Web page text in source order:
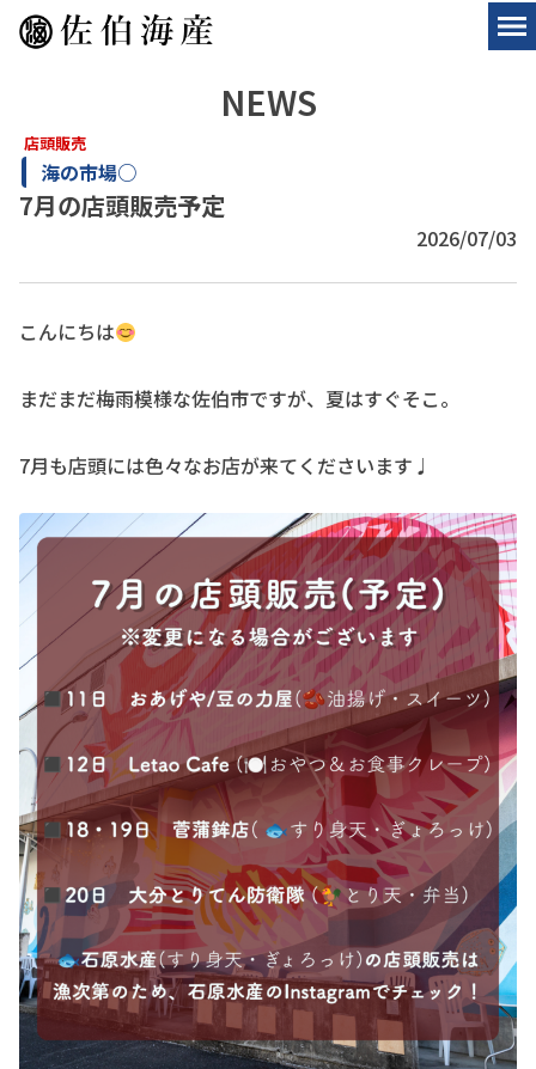
NEWS
店頭販売
海の市場○
7月の店頭販売予定
2026/07/03
こんにちは
まだまだ梅雨模様な佐伯市ですが、夏はすぐそこ。
7月も店頭には色々なお店が来てくださいます♩